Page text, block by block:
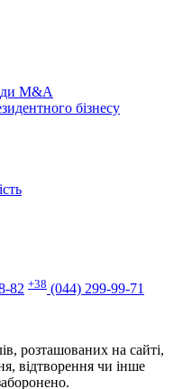
M&A
бізнесу
82 +38 (044) 299-99-71
розташованих на сайті,
відтворення чи інше